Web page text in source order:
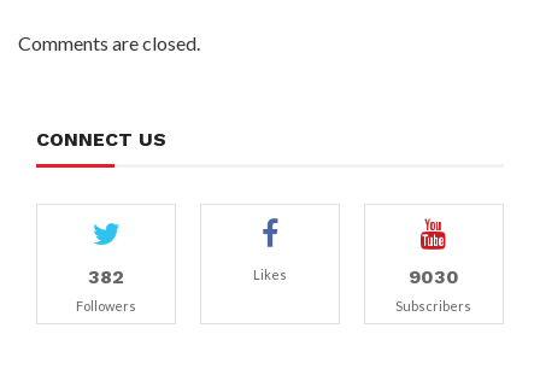
Comments are closed.
CONNECT US
382
Followers
Likes 9030
Subscribers